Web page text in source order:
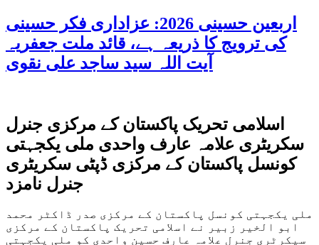
اربعین حسینی 2026: عزاداری فکر حسینی
کی ترویج کا ذریعہ ہے، قائد ملت جعفریہ
آیت اللہ سید ساجد علی نقوی
اسلامی تحریک پاکستان کے مرکزی جنرل
سکریٹری علامہ عارف واحدی ملی یکجہتی
کونسل پاکستان کے مرکزی ڈپٹی سکریٹری
جنرل نامزد
ملی یکجہتی کونسل پاکستان کے مرکزی صدر ڈاکٹر محمد
ابو الخیر زبیر نے اسلامی تحریک پاکستان کے مرکزی
سیکرٹری جنرل علامہ عارف حسین واحدی کو ملی یکجہتی